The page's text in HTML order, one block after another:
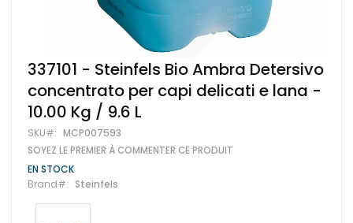
Skip
to
the
beginning
of
the
images
gallery
337101 - Steinfels Bio Ambra Detersivo
concentrato per capi delicati e lana -
10.00 Kg / 9.6 L
SKU MCP007593
SOYEZ LE PREMIER À COMMENTER CE PRODUIT
EN STOCK
Brand
Steinfels